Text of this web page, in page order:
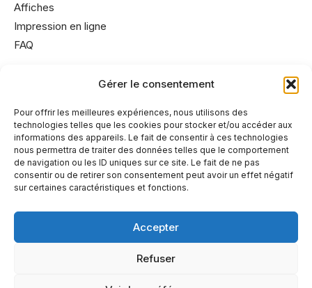
Gérer le consentement
Pour offrir les meilleures expériences, nous utilisons des
technologies telles que les cookies pour stocker et/ou accéder aux
informations des appareils. Le fait de consentir à ces technologies
nous permettra de traiter des données telles que le comportement
de navigation ou les ID uniques sur ce site. Le fait de ne pas
consentir ou de retirer son consentement peut avoir un effet négatif
sur certaines caractéristiques et fonctions.
Accepter
Refuser
Affiches
Impression en ligne
FAQ
Informations utiles
Conditions générales de vente
Mentions légales
Politique de cookies
Politique de confidentialité
A propos